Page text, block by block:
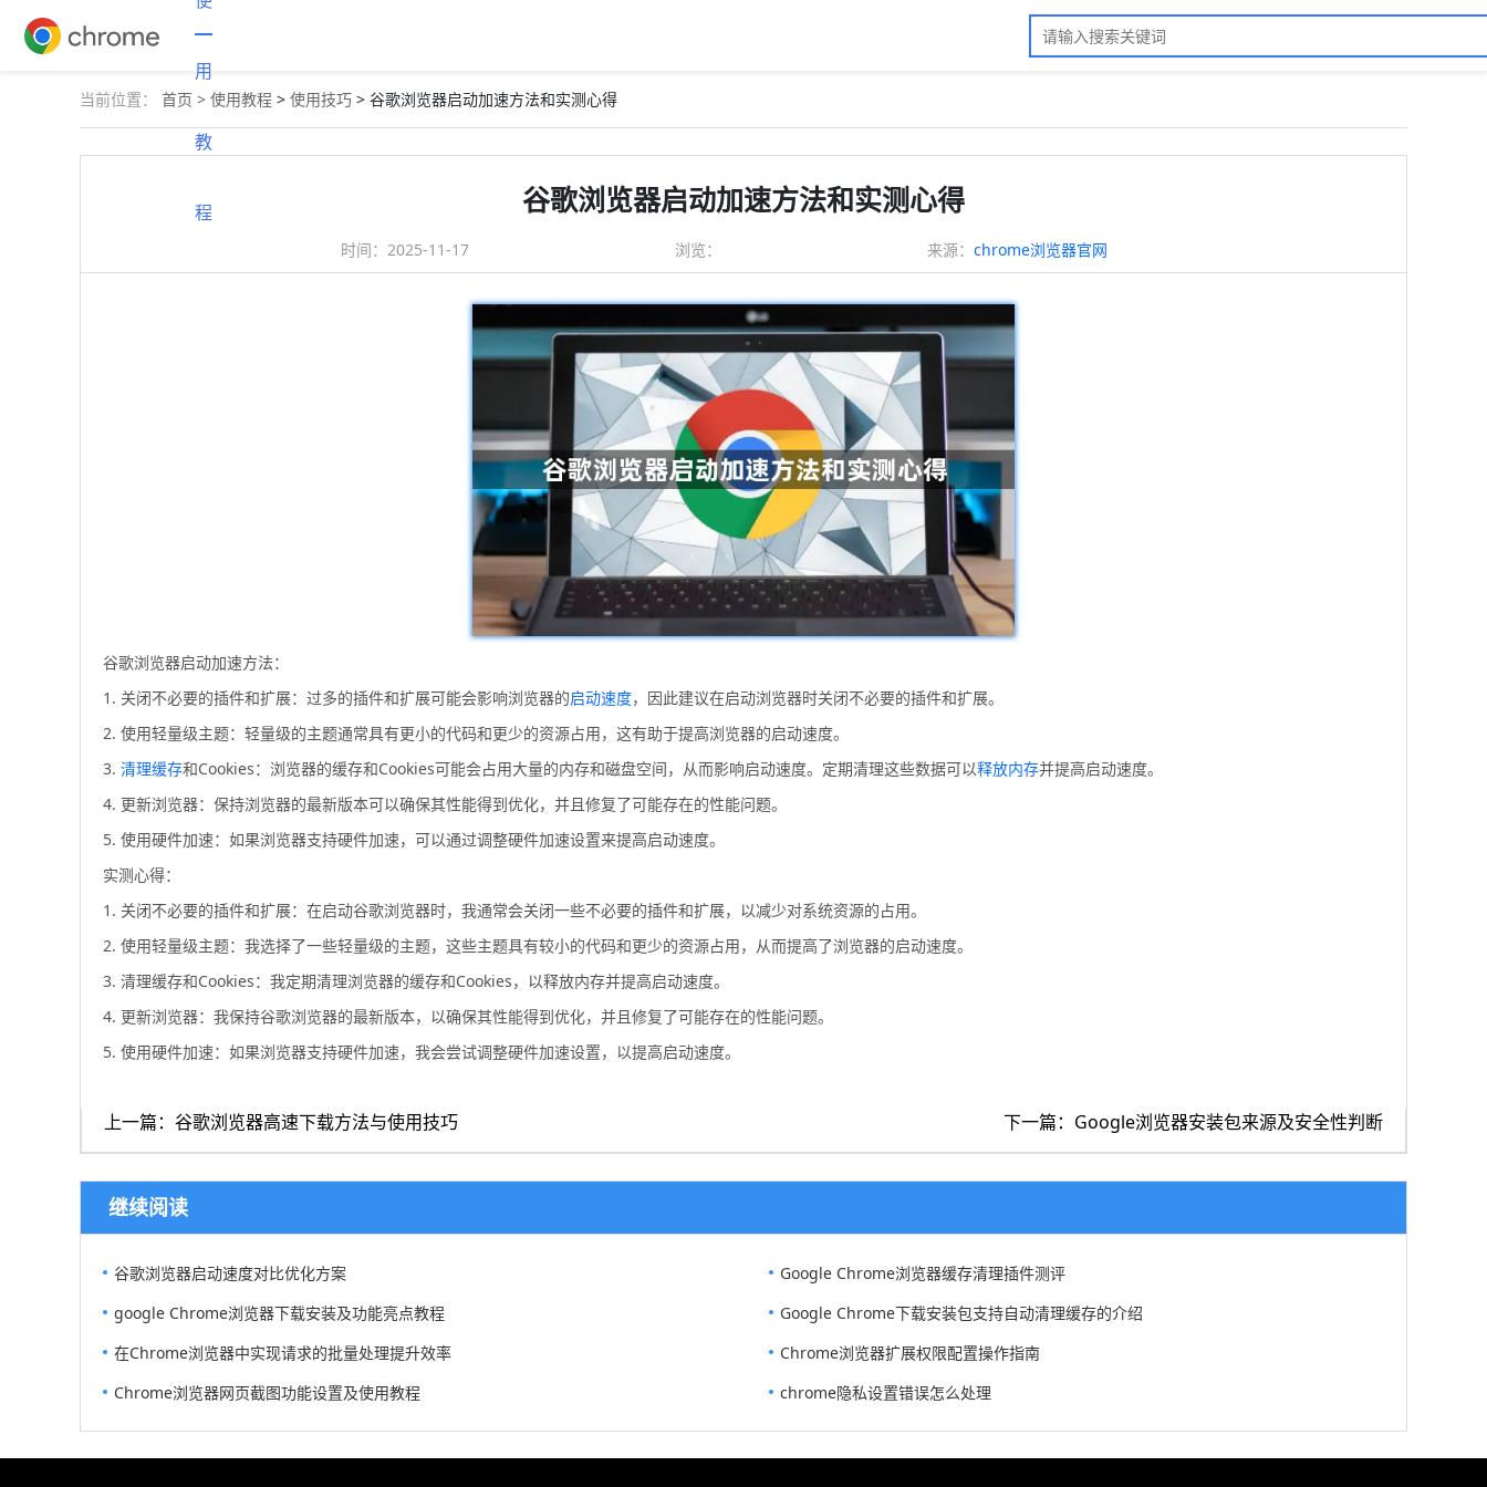
用
教
程
当前位置： 首页 > 使用教程 > 使用技巧 > 谷歌浏览器启动加速方法和实测心得
谷歌浏览器启动加速方法和实测心得
时间：2025-11-17 浏览： 来源： chrome浏览器官网
谷歌浏览器启动加速方法：
1. 关闭不必要的插件和扩展：过多的插件和扩展可能会影响浏览器的启动速度，因此建议在启动浏览器时关闭不必要的插件和扩展。
2. 使用轻量级主题：轻量级的主题通常具有更小的代码和更少的资源占用，这有助于提高浏览器的启动速度。
3. 清理缓存和Cookies：浏览器的缓存和Cookies可能会占用大量的内存和磁盘空间，从而影响启动速度。定期清理这些数据可以释放内存并提高启动速度。
4. 更新浏览器：保持浏览器的最新版本可以确保其性能得到优化，并且修复了可能存在的性能问题。
5. 使用硬件加速：如果浏览器支持硬件加速，可以通过调整硬件加速设置来提高启动速度。
实测心得：
1. 关闭不必要的插件和扩展：在启动谷歌浏览器时，我通常会关闭一些不必要的插件和扩展，以减少对系统资源的占用。
2. 使用轻量级主题：我选择了一些轻量级的主题，这些主题具有较小的代码和更少的资源占用，从而提高了浏览器的启动速度。
3. 清理缓存和Cookies：我定期清理浏览器的缓存和Cookies，以释放内存并提高启动速度。
4. 更新浏览器：我保持谷歌浏览器的最新版本，以确保其性能得到优化，并且修复了可能存在的性能问题。
5. 使用硬件加速：如果浏览器支持硬件加速，我会尝试调整硬件加速设置，以提高启动速度。
上一篇：谷歌浏览器高速下载方法与使用技巧 下一篇：Google浏览器安装包来源及安全性判断
继续阅读
谷歌浏览器启动速度对比优化方案
Google Chrome浏览器缓存清理插件测评
google Chrome浏览器下载安装及功能亮点教程
Google Chrome下载安装包支持自动清理缓存的介绍
在Chrome浏览器中实现请求的批量处理提升效率
Chrome浏览器扩展权限配置操作指南
Chrome浏览器网页截图功能设置及使用教程
chrome隐私设置错误怎么处理